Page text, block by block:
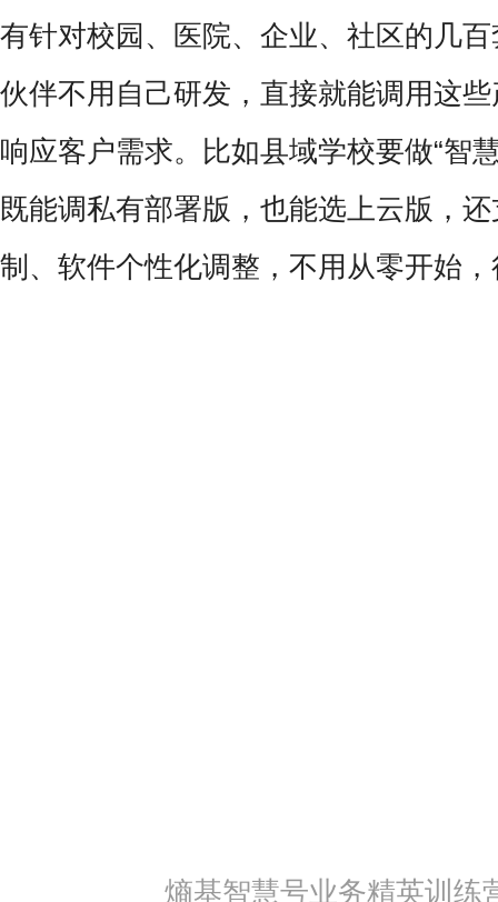
有针对校园、医院、企业、社区的几
伙伴不用自己研发，直接就能调用这
响应客户需求。比如县域学校要做“智
既能调私有部署版，也能选上云版，
制、软件个性化调整，不用从零开始
熵基智慧号业务精英训练